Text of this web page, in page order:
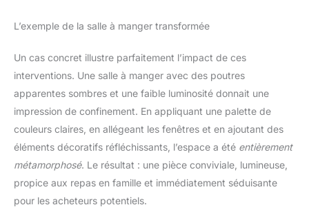
L’exemple de la salle à manger transformée
Un cas concret illustre parfaitement l’impact de ces
interventions. Une salle à manger avec des poutres
apparentes sombres et une faible luminosité donnait une
impression de confinement. En appliquant une palette de
couleurs claires, en allégeant les fenêtres et en ajoutant des
éléments décoratifs réfléchissants, l’espace a été entièrement
métamorphosé. Le résultat : une pièce conviviale, lumineuse,
propice aux repas en famille et immédiatement séduisante
pour les acheteurs potentiels.